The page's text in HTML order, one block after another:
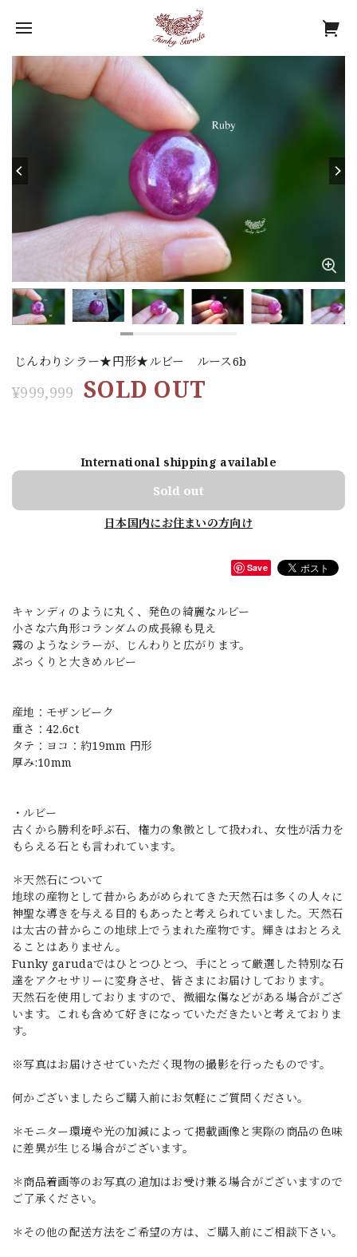
じんわりシラー★円形★ルビー ルース6b
¥999,999 SOLD OUT
International shipping available
Sold out
日本国内にお住まいの方向け
Save
キャンディのように丸く、発色の綺麗なルビー
小さな六角形コランダムの成長線も見え
霧のようなシラーが、じんわりと広がります。
ぷっくりと大きめルビー
産地：モザンビーク
重さ：42.6ct
タテ：ヨコ：約19mm 円形
厚み:10mm
・ルビー
古くから勝利を呼ぶ石、権力の象徴として扱われ、女性が活力を
もらえる石とも言われています。
＊天然石について
地球の産物として昔からあがめられてきた天然石は多くの人々に
神聖な導きを与える目的もあったと考えられていました。天然石
は太古の昔からこの地球上でうまれた産物です。輝きはおとろえ
ることはありません。
Funky garudaではひとつひとつ、手にとって厳選した特別な石
達をアクセサリーに変身させ、皆さまにお届けしております。
天然石を使用しておりますので、微細な傷などがある場合がござ
います。これも含めて好きになっていただきたいと考えておりま
す。
※写真はお届けさせていただく現物の撮影を行ったものです。
何かございましたらご購入前にお気軽にご質問ください。
＊モニター環境や光の加減によって掲載画像と実際の商品の色味
に差異が生じる場合がございます。
＊商品着画等のお写真の追加はお受け兼る場合がございますので
ご了承ください。
＊その他の配送方法をご希望の方は、ご購入前にご相談下さい。